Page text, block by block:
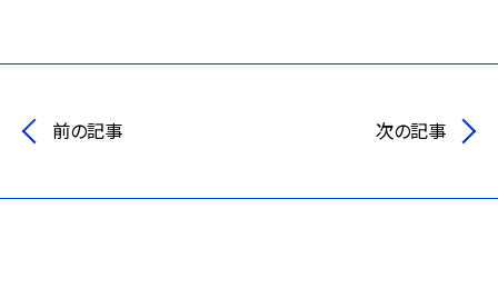
前の記事 次の記事